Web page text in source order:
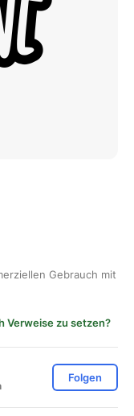
Gebrauch mit
Verweise zu setzen?
Folgen